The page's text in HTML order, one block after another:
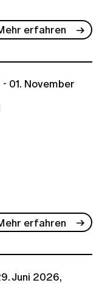
erfahren
01. November
erfahren
Juni 2026,